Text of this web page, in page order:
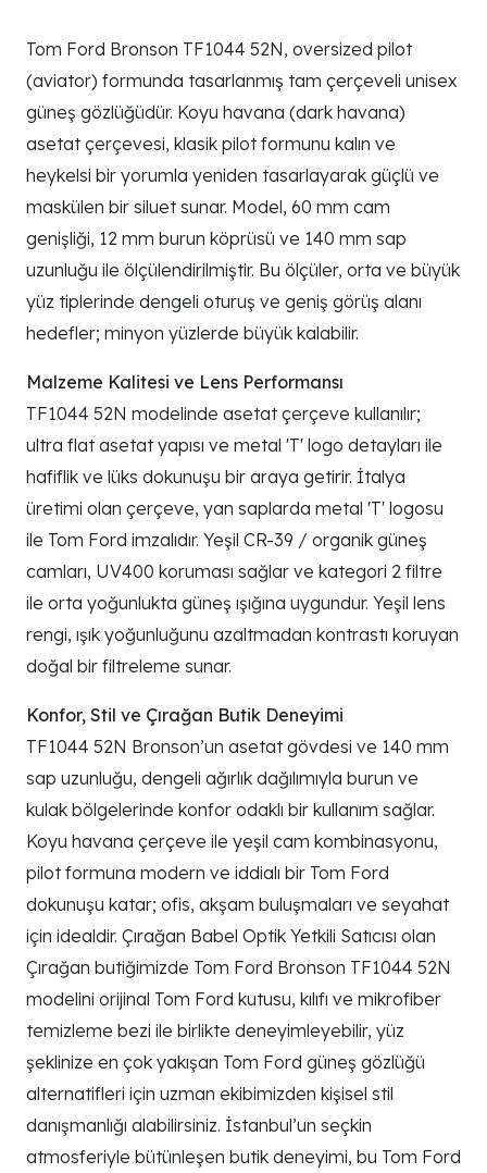
Tom Ford Bronson TF1044 52N, oversized pilot
(aviator) formunda tasarlanmış tam çerçeveli unisex
güneş gözlüğüdür. Koyu havana (dark havana)
asetat çerçevesi, klasik pilot formunu kalın ve
heykelsi bir yorumla yeniden tasarlayarak güçlü ve
maskülen bir siluet sunar. Model, 60 mm cam
genişliği, 12 mm burun köprüsü ve 140 mm sap
uzunluğu ile ölçülendirilmiştir. Bu ölçüler, orta ve büyük
yüz tiplerinde dengeli oturuş ve geniş görüş alanı
hedefler; minyon yüzlerde büyük kalabilir.
Malzeme Kalitesi ve Lens Performansı
TF1044 52N modelinde asetat çerçeve kullanılır;
ultra flat asetat yapısı ve metal 'T' logo detayları ile
hafiflik ve lüks dokunuşu bir araya getirir. İtalya
üretimi olan çerçeve, yan saplarda metal 'T' logosu
ile Tom Ford imzalıdır. Yeşil CR-39 / organik güneş
camları, UV400 koruması sağlar ve kategori 2 filtre
ile orta yoğunlukta güneş ışığına uygundur. Yeşil lens
rengi, ışık yoğunluğunu azaltmadan kontrastı koruyan
doğal bir filtreleme sunar.
Konfor, Stil ve Çırağan Butik Deneyimi
TF1044 52N Bronson’un asetat gövdesi ve 140 mm
sap uzunluğu, dengeli ağırlık dağılımıyla burun ve
kulak bölgelerinde konfor odaklı bir kullanım sağlar.
Koyu havana çerçeve ile yeşil cam kombinasyonu,
pilot formuna modern ve iddialı bir Tom Ford
dokunuşu katar; ofis, akşam buluşmaları ve seyahat
için idealdir. Çırağan Babel Optik Yetkili Satıcısı olan
Çırağan butiğimizde Tom Ford Bronson TF1044 52N
modelini orijinal Tom Ford kutusu, kılıfı ve mikrofiber
temizleme bezi ile birlikte deneyimleyebilir, yüz
şeklinize en çok yakışan Tom Ford güneş gözlüğü
alternatifleri için uzman ekibimizden kişisel stil
danışmanlığı alabilirsiniz. İstanbul’un seçkin
atmosferiyle bütünleşen butik deneyimi, bu Tom Ford